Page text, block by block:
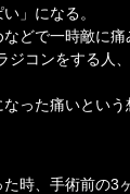
」になる。
どで一時敵に
ジコンをする人
った痛いとい
時、手術前の3